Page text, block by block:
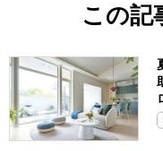
この記